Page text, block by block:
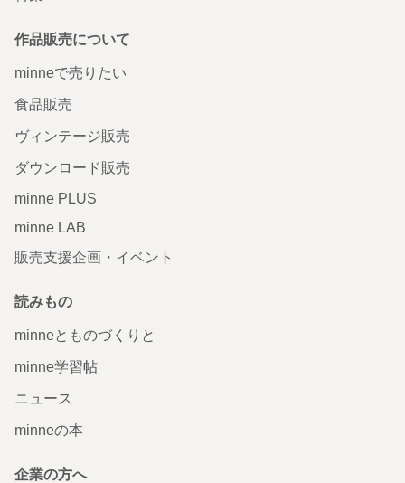
作品販売について
minneで売りたい
食品販売
ヴィンテージ販売
ダウンロード販売
minne PLUS
minne LAB
販売支援企画・イベント
読みもの
minneとものづくりと
minne学習帖
ニュース
minneの本
企業の方へ